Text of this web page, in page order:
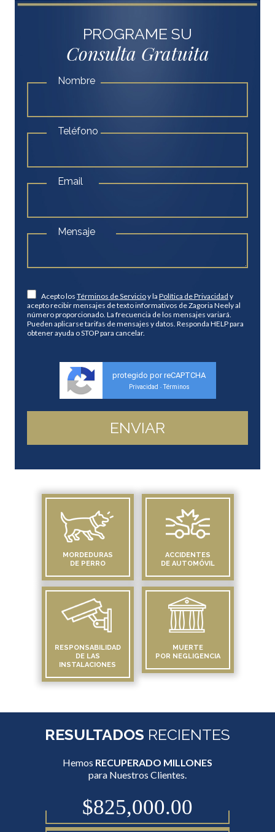
PROGRAME SU
Consulta Gratuita
Nombre
Teléfono
Email
Mensaje
Acepto los Términos de Servicioy la Política de Privacidad y
acepto recibir mensajes de texto informativos de Zagoria Neely al
número proporcionado. La frecuencia de los mensajes variará.
Pueden aplicarse tarifas de mensajes y datos. Responda HELP para
obtener ayuda o STOP para cancelar.
protegido por reCAPTCHA
Privacidad - Términos
MORDEDURAS
DE PERRO
ACCIDENTES
DE AUTOMÓVIL
RESPONSABILIDAD
DE LAS
INSTALACIONES
MUERTE
POR NEGLIGENCIA
RESULTADOS RECIENTES
Hemos RECUPERADO MILLONES
para Nuestros Clientes.
$825,000.00